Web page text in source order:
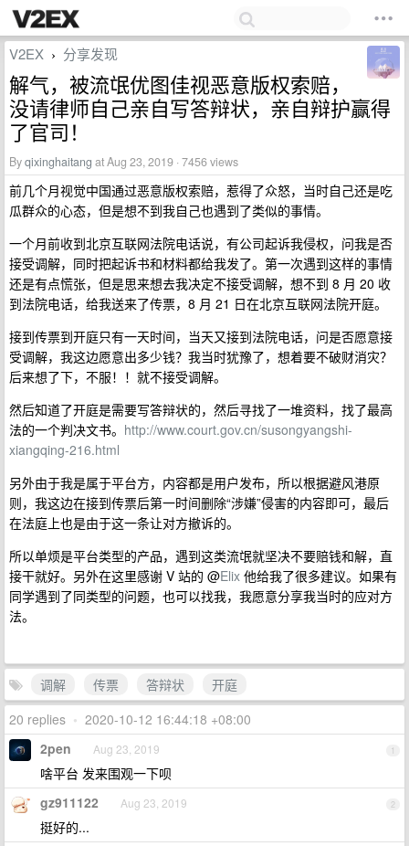
V2EX › 分享发现
解气，被流氓优图佳视恶意版权索赔，
没请律师自己亲自写答辩状，亲自辩护赢得
了官司！
Byqixinghaitang at Aug 23, 2019 · 7456 views
前几个月视觉中国通过恶意版权索赔，惹得了众怒，当时自己还是吃
瓜群众的心态，但是想不到我自己也遇到了类似的事情。
一个月前收到北京互联网法院电话说，有公司起诉我侵权，问我是否
接受调解，同时把起诉书和材料都给我发了。第一次遇到这样的事情
还是有点慌张，但是思来想去我决定不接受调解，想不到 8 月 20 收
到法院电话，给我送来了传票，8 月 21 日在北京互联网法院开庭。
接到传票到开庭只有一天时间，当天又接到法院电话，问是否愿意接
受调解，我这边愿意出多少钱？我当时犹豫了，想着要不破财消灾？
后来想了下，不服！！就不接受调解。
然后知道了开庭是需要写答辩状的，然后寻找了一堆资料，找了最高
法的一个判决文书。 http://www.court.gov.cn/susongyangshi-
xiangqing-216.html
另外由于我是属于平台方，内容都是用户发布，所以根据避风港原
则，我这边在接到传票后第一时间删除“涉嫌”侵害的内容即可，最后
在法庭上也是由于这一条让对方撤诉的。
所以单烦是平台类型的产品，遇到这类流氓就坚决不要赔钱和解，直
接干就好。另外在这里感谢 V 站的 @Elix 他给我了很多建议。如果有
同学遇到了同类型的问题，也可以找我，我愿意分享我当时的应对方
法。
调解 传票 答辩状
开庭
20 replies • 2020-10-12 16:44:18 +08:00
1
2pen Aug 23, 2019
啥平台 发来围观一下呗
2
gz911122 Aug 23, 2019
挺好的...